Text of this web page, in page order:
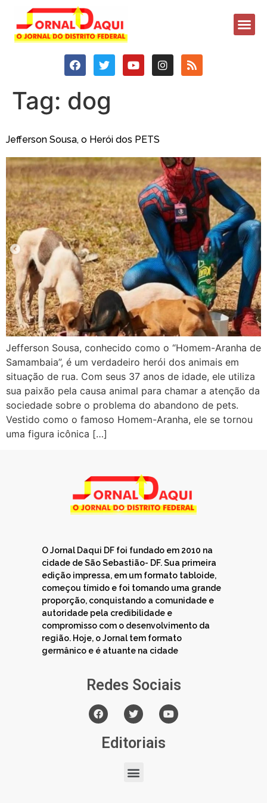
Tag: dog
Jefferson Sousa, o Herói dos PETS
Jefferson Sousa, conhecido como o “Homem-Aranha de
Samambaia”, é um verdadeiro herói dos animais em
situação de rua. Com seus 37 anos de idade, ele utiliza
sua paixão pela causa animal para chamar a atenção da
sociedade sobre o problema do abandono de pets.
Vestido como o famoso Homem-Aranha, ele se tornou
uma figura icônica […]
O Jornal Daqui DF foi fundado em 2010 na
cidade de São Sebastião- DF. Sua primeira
edição impressa, em um formato tabloide,
começou tímido e foi tomando uma grande
proporção, conquistando a comunidade e
autoridade pela credibilidade e
compromisso com o desenvolvimento da
região. Hoje, o Jornal tem formato
germânico e é atuante na cidade
Redes Sociais
Editoriais